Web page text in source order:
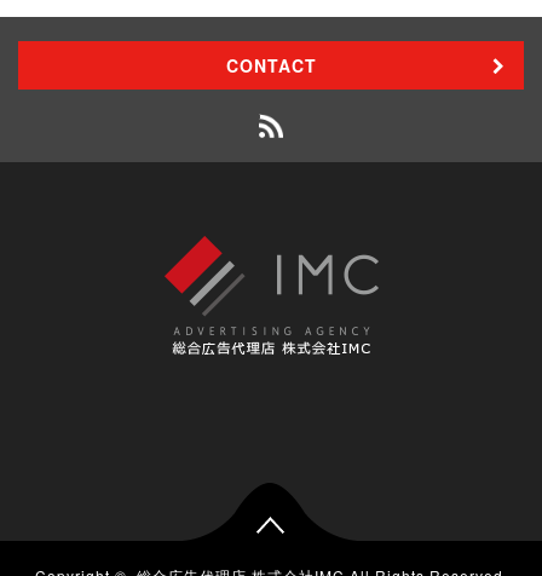
CONTACT